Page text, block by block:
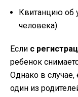
Квитанцию об
человека).
Если с
ребенок
Однако в
один из